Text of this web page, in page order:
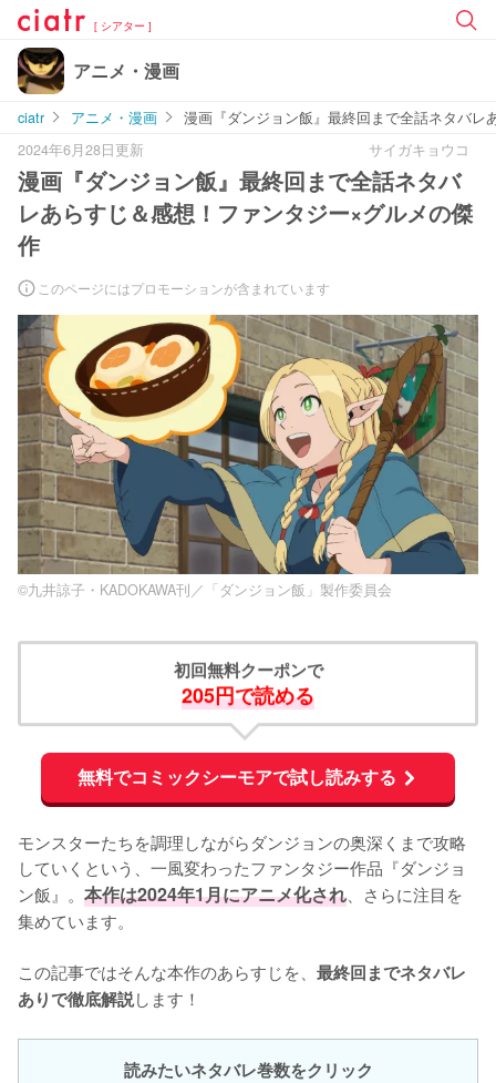
[ シアター ]
アニメ・漫画
ciatr アニメ・漫画
漫画『ダンジョン飯』最終回まで全話ネタバ
2024年6月28日更新
サイガキョウコ
漫画『ダンジョン飯』最終回まで全話ネタバ
レあらすじ＆感想！ファンタジー×グルメの傑
作
このページにはプロモーションが含まれています
©九井諒子・KADOKAWA刊／「ダンジョン飯」製作委員会
初回無料クーポンで
205円で読める
無料でコミックシーモアで試し読みする
モンスターたちを調理しながらダンジョンの奥深くまで攻略
していくという、一風変わったファンタジー作品『ダンジョ
ン飯』。 本作は2024年1月にアニメ化され 、さらに注目を
集めています。
この記事ではそんな本作のあらすじを、 最終回までネタバレ
ありで徹底解説します！
読みたいネタバレ巻数をクリック